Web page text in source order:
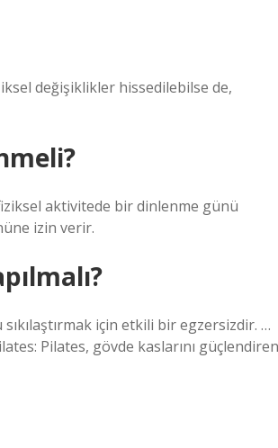
değişiklikler hissedilebilse de,
aktivitede bir dinlenme günü
izin verir.
için etkili bir egzersizdir. …
Pilates, gövde kaslarını güçlendiren